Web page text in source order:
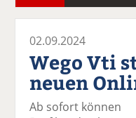
02.09.2024
Wego Vti
neuen
Ab sofort können